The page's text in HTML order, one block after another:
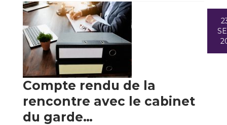
Compte rendu de la
rencontre avec le cabinet
du garde…